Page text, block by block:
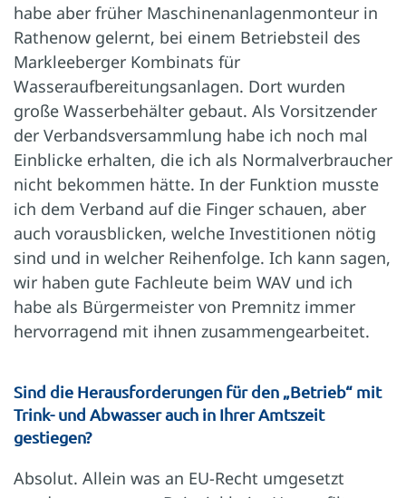
habe aber früher Maschinenanlagenmonteur in
Rathenow gelernt, bei einem Betriebsteil des
Markleeberger Kombinats für
Wasseraufbereitungsanlagen. Dort wurden
große Wasserbehälter gebaut. Als Vorsitzender
der Verbandsversammlung habe ich noch mal
Einblicke erhalten, die ich als Normalverbraucher
nicht bekommen hätte. In der Funktion musste
ich dem Verband auf die Finger schauen, aber
auch vorausblicken, welche Investitionen nötig
sind und in welcher Reihenfolge. Ich kann sagen,
wir haben gute Fachleute beim WAV und ich
habe als Bürgermeister von Premnitz immer
hervorragend mit ihnen zusammengearbeitet.
Sind die Herausforderungen für den „Betrieb“ mit
Trink- und Abwasser auch in Ihrer Amtszeit
gestiegen?
Absolut. Allein was an EU-Recht umgesetzt